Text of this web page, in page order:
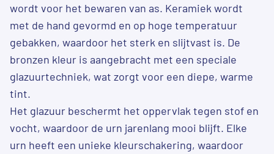
wordt voor het bewaren van as. Keramiek wordt
met de hand gevormd en op hoge temperatuur
gebakken, waardoor het sterk en slijtvast is. De
bronzen kleur is aangebracht met een speciale
glazuurtechniek, wat zorgt voor een diepe, warme
tint.
Het glazuur beschermt het oppervlak tegen stof en
vocht, waardoor de urn jarenlang mooi blijft. Elke
urn heeft een unieke kleurschakering, waardoor